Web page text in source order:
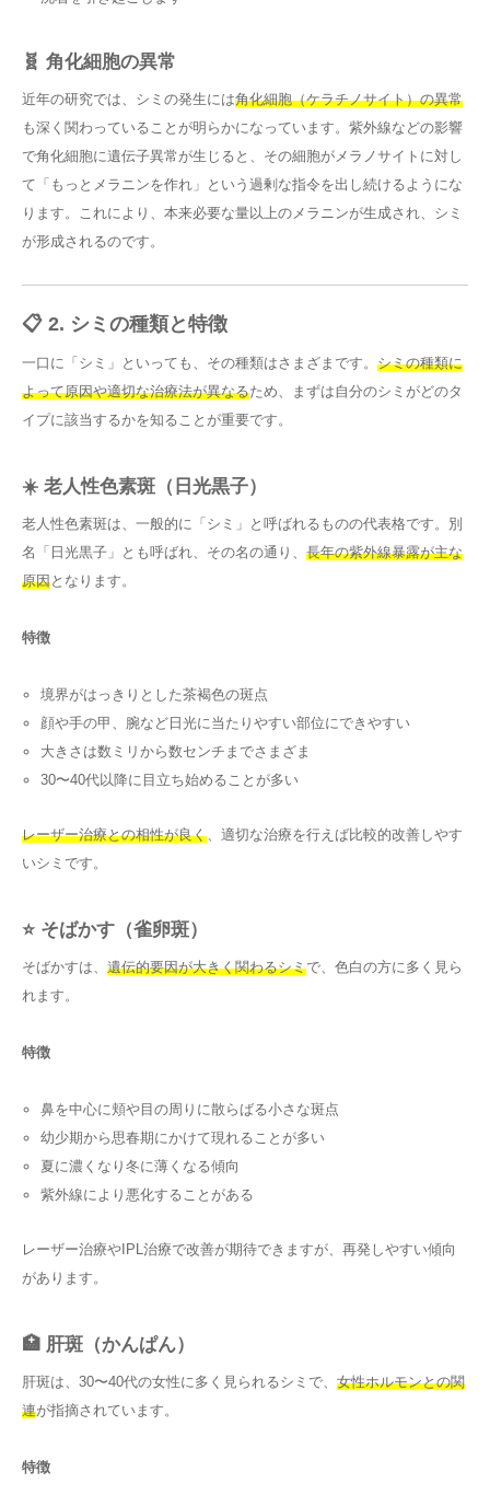
🧬 角化細胞の異常
近年の研究では、シミの発生には角化細胞（ケラチノサイト）の異常
も深く関わっていることが明らかになっています。紫外線などの影響
で角化細胞に遺伝子異常が生じると、その細胞がメラノサイトに対し
て「もっとメラニンを作れ」という過剰な指令を出し続けるようにな
ります。これにより、本来必要な量以上のメラニンが生成され、シミ
が形成されるのです。
📋 2. シミの種類と特徴
一口に「シミ」といっても、その種類はさまざまです。 シミの種類に
よって原因や適切な治療法が異なるため、まずは自分のシミがどのタ
イプに該当するかを知ることが重要です。
☀️ 老人性色素斑（日光黒子）
老人性色素斑は、一般的に「シミ」と呼ばれるものの代表格です。別
名「日光黒子」とも呼ばれ、その名の通り、 長年の紫外線暴露が主な
原因となります。
特徴
境界がはっきりとした茶褐色の斑点
顔や手の甲、腕など日光に当たりやすい部位にできやすい
大きさは数ミリから数センチまでさまざま
30〜40代以降に目立ち始めることが多い
レーザー治療との相性が良く、適切な治療を行えば比較的改善しやす
いシミです。
⭐ そばかす（雀卵斑）
そばかすは、 遺伝的要因が大きく関わるシミで、色白の方に多く見ら
れます。
特徴
鼻を中心に頬や目の周りに散らばる小さな斑点
幼少期から思春期にかけて現れることが多い
夏に濃くなり冬に薄くなる傾向
紫外線により悪化することがある
レーザー治療やIPL治療で改善が期待できますが、再発しやすい傾向
があります。
🏥 肝斑（かんぱん）
肝斑は、30〜40代の女性に多く見られるシミで、 女性ホルモンとの関
連が指摘されています。
特徴